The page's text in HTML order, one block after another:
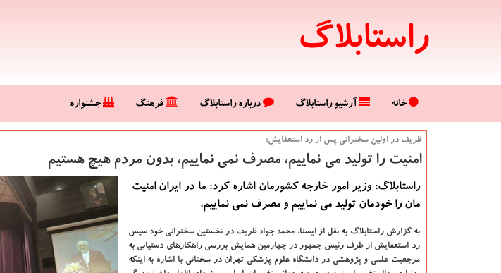
راستابلاگ
خانه آرشیو راستابلاگ درباره راستابلاگ فرهنگ جشنواره
ظریف در اولین سخنرانی پس از رد استعفایش:
امنیت را تولید می نماییم، مصرف نمی نماییم، بدون مردم هیچ هستیم
راستابلاگ: وزیر امور خارجه كشورمان اشاره كرد: ما در ایران امنیت
مان را خودمان تولید می نماییم و مصرف نمی نماییم.
به گزارش راستابلاگ به نقل از ایسنا، محمد جواد ظریف در نخستین سخنرانی خود سپس
رد استعفایش از طرف رئیس جمهور در چهارمین همایش بررسی راهكارهای دستیابی به
مرجعیت علمی و پژوهشی در دانشگاه علوم پزشكی تهران در سخنانی با اشاره به اینكه